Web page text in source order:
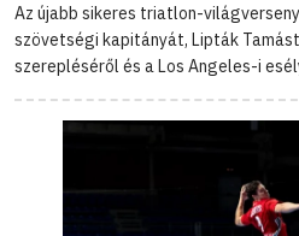
Az újabb sikeres triatlon-
szövetségi kapitányát, Lipták
szerepléséről és a Los Angeles-i